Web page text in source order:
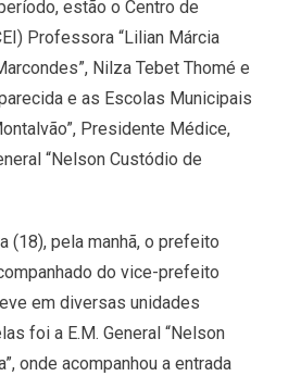
estão o Centro de
Professora “Lilian Márcia
Nilza Tebet Thomé e
e as Escolas Municipais
Presidente Médice,
“Nelson Custódio de
(18), pela manhã, o prefeito
do vice-prefeito
em diversas unidades
foi a E.M. General “Nelson
onde acompanhou a entrada